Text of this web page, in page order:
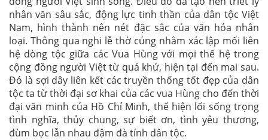
nhân văn sâu sắc, động lực tinh thần của dân tộc Việt
Nam, hình thành nên nét đặc sắc của văn hóa nhân
loại. Thông qua nghi lễ thờ cúng nhằm xác lập mối liên
hệ dòng tộc giữa các Vua Hùng với mọi thế hệ trong
cộng đồng người Việt từ quá khứ, hiện tại đến mai sau.
Đó là sợi dây liên kết các truyền thống tốt đẹp của dân
tộc ta từ thời đại sơ khai của các vua Hùng cho đến thời
đại văn minh của Hồ Chí Minh, thể hiện lối sống trọng
tình nghĩa, thủy chung, sự biết ơn, tình yêu thương,
đùm bọc lẫn nhau đậm đà tính dân tộc.